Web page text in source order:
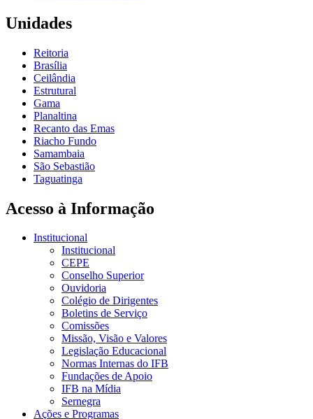
Unidades
Reitoria
Brasília
Ceilândia
Estrutural
Gama
Planaltina
Recanto das Emas
Riacho Fundo
Samambaia
São Sebastião
Taguatinga
Acesso à Informação
Institucional
Institucional
CEPE
Conselho Superior
Ouvidoria
Colégio de Dirigentes
Boletins de Serviço
Comissões
Missão, Visão e Valores
Legislação Educacional
Normas Internas do IFB
Fundações de Apoio
IFB na Mídia
Sernegra
Ações e Programas